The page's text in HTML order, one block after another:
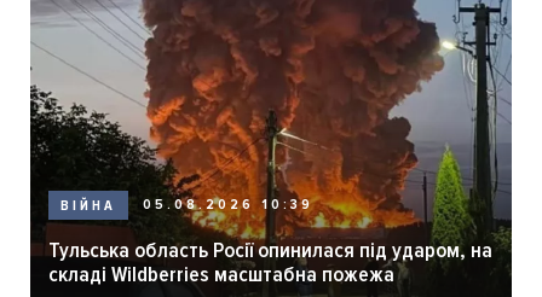
ВІЙНА 05.08.2026 10:39
Тульська область Росії опинилася під ударом, на
складі Wildberries масштабна пожежа